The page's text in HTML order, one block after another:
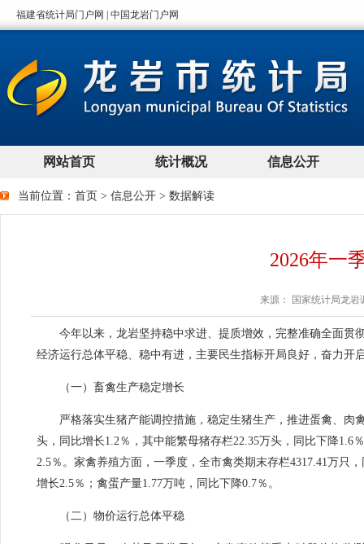
当前位置： 首页 > 信息公开 > 数据解读
2026年一
来源： 国家统计局龙岩
今年以来，龙岩坚持稳中求进、提质增效，完整准确全面贯
经济运行总体平稳、稳中有进，主要民生指标开局良好，奋力开
（一）畜禽生产稳定增长
严格落实生猪产能调控措施，稳定生猪生产，推进蛋禽、
头，同比增长1.2％，其中能繁母猪存栏22.35万头，同比下降1.6
2.5％。家禽养殖方面，一季度，全市禽类期末存栏4317.41万只
增长2.5％；禽蛋产量1.77万吨，同比下降0.7％。
（二）物价运行总体平稳